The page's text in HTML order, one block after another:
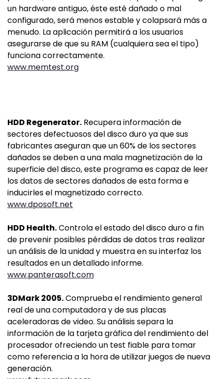
un hardware antiguo, éste esté dañado o mal
configurado, será menos estable y colapsará más a
menudo. La aplicación permitirá a los usuarios
asegurarse de que su RAM (cualquiera sea el tipo)
funciona correctamente.
www.memtest.org
HDD Regenerator. Recupera información de
sectores defectuosos del disco duro ya que sus
fabricantes aseguran que un 60% de los sectores
dañados se deben a una mala magnetización de la
superficie del disco, este programa es capaz de leer
los datos de sectores dañados de esta forma e
inducirles el magnetizado correcto.
www.dposoft.net
HDD Health.Controla el estado del disco duro a fin
de prevenir posibles pérdidas de datos tras realizar
un análisis de la unidad y muestra en su interfaz los
resultados en un detallado informe.
www.panterasoft.com
3DMark 2005.Comprueba el rendimiento general
real de una computadora y de sus placas
aceleradoras de video. Su análisis separa la
información de la tarjeta gráfica del rendimiento del
procesador ofreciendo un test fiable para tomar
como referencia a la hora de utilizar juegos de nueva
generación.